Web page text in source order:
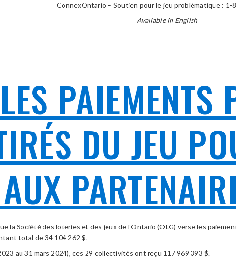
ConnexOntario – Soutien pour le jeu problématique : 1-
Available in English
PAIEMENTS
DU JEU
la Société des loteries et des jeux de l’Ontario (OLG) verse les
total de 34 104 262 $.
au 31 mars 2024), ces 29 collectivités ont reçu 117 969 393 $.